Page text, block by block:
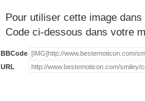
Pour utiliser cette image
Code ci-dessous dans votre
BBCode
URL